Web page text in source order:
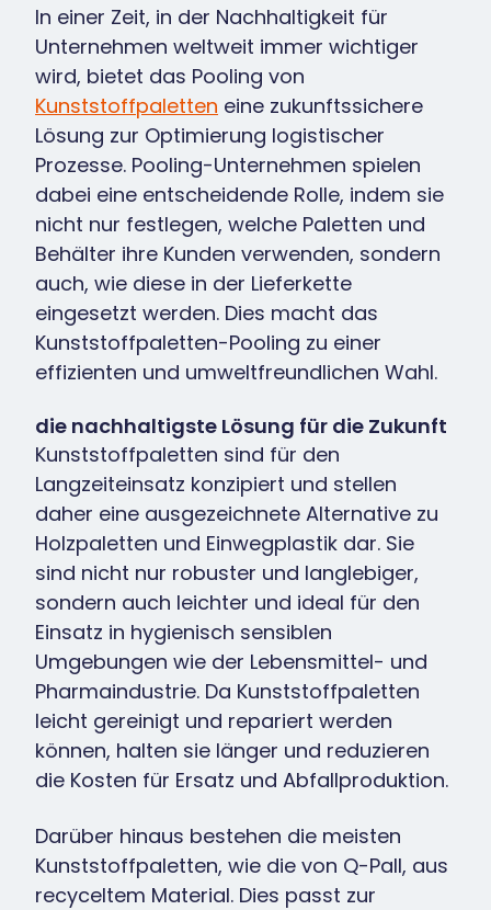
In einer Zeit, in der Nachhaltigkeit für
Unternehmen weltweit immer wichtiger
wird, bietet das Pooling von
Kunststoffpaletten eine zukunftssichere
Lösung zur Optimierung logistischer
Prozesse. Pooling-Unternehmen spielen
dabei eine entscheidende Rolle, indem sie
nicht nur festlegen, welche Paletten und
Behälter ihre Kunden verwenden, sondern
auch, wie diese in der Lieferkette
eingesetzt werden. Dies macht das
Kunststoffpaletten-Pooling zu einer
effizienten und umweltfreundlichen Wahl.
die nachhaltigste Lösung für die Zukunft
Kunststoffpaletten sind für den
Langzeiteinsatz konzipiert und stellen
daher eine ausgezeichnete Alternative zu
Holzpaletten und Einwegplastik dar. Sie
sind nicht nur robuster und langlebiger,
sondern auch leichter und ideal für den
Einsatz in hygienisch sensiblen
Umgebungen wie der Lebensmittel- und
Pharmaindustrie. Da Kunststoffpaletten
leicht gereinigt und repariert werden
können, halten sie länger und reduzieren
die Kosten für Ersatz und Abfallproduktion.
Darüber hinaus bestehen die meisten
Kunststoffpaletten, wie die von Q-Pall, aus
recyceltem Material. Dies passt zur